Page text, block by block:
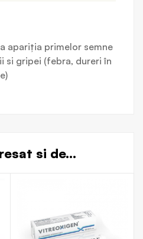
apariția primelor semne
si gripei (febra, dureri în
si de...